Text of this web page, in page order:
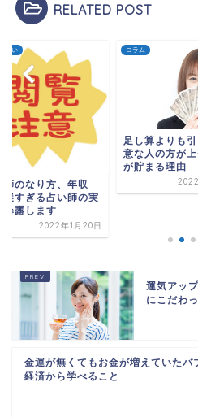
RELATED POST
占い
師のなり方、年収
謎すぎる占い師の実
暴露します
2022年1月20日
コラム
足し算よりも
意な人の方が
が貯まる理由
運気アッ
にこだわ
金運が無くてもお金が増えていたバ
経済から学べること